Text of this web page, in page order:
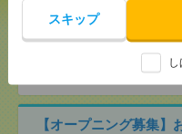
スキップ
[給 与]無資格未経験：時給
OK ■扶養内OK ■日収1万
【オープニング募集